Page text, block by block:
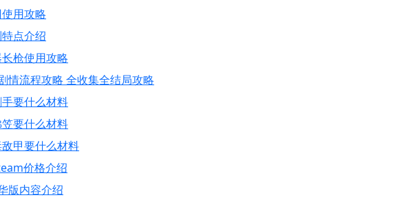
用攻略
点介绍
枪使用攻略
情流程攻略 全收集全结局攻略
要什么材料
要什么材料
甲要什么材料
价格介绍
版内容介绍